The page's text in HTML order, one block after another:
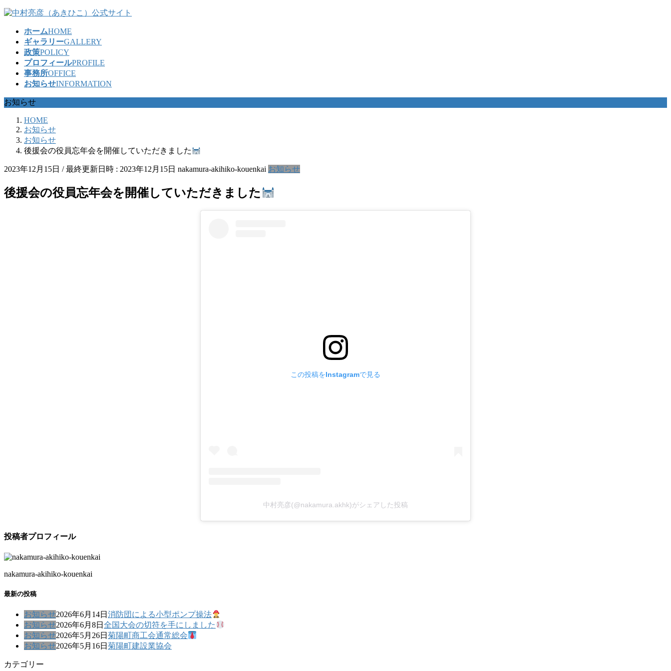
コ
ッ
プ
ナ
移
動
ホームHOME
ギャラリーGALLERY
政策POLICY
プロフィールPROFILE
事務所OFFICE
お知らせINFORMATION
お知らせ
HOME
お知らせ
お知らせ
後援会の役員忘年会を開催していただきました
2023年12月15日 / 最終更新日時 : 2023年12月15日 nakamura-akihiko-kouenkai お知らせ
後援会の役員忘年会を開催していただきました
この投稿をInstagramで見る
中村亮彦(@nakamura.akhk)がシェアした投稿
投稿者プロフィール
nakamura-akihiko-kouenkai
最新の投稿
お知らせ2026年6月14日 消防団による小型ポンプ操法
お知らせ2026年6月8日 全国大会の切符を手にしました
お知らせ2026年5月26日 菊陽町商工会通常総会
お知らせ2026年5月16日 菊陽町建設業協会
カテゴリー